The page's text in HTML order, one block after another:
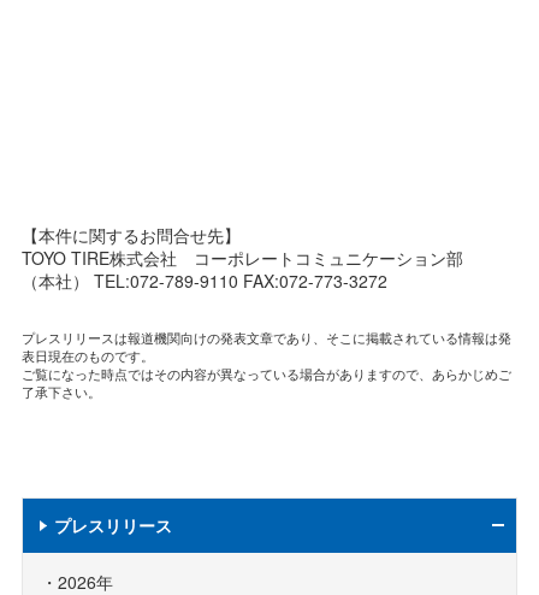
【本件に関するお問合せ先】
TOYO TIRE株式会社 コーポレートコミュニケーション部
（本社） TEL:072-789-9110 FAX:072-773-3272
プレスリリースは報道機関向けの発表文章であり、そこに掲載されている情報は発
表日現在のものです。
ご覧になった時点ではその内容が異なっている場合がありますので、あらかじめご
了承下さい。
プレスリリース
2026年